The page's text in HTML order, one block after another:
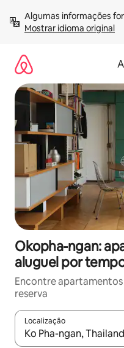
para
Mostrar idioma original
Okopha-ngan:
aluguel por
Encontre apartamentos
reserva
Localização
Quando os resultados